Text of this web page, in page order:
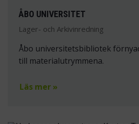
ÅBO UNIVERSITET
Lager- och Arkivinredning
Åbo universitetsbibliotek
till materialutrymmena.
Läs mer »